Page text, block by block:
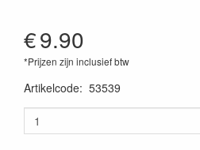
€9.90
*Prijzen zijn inclusief btw
Artikelcode: 53539